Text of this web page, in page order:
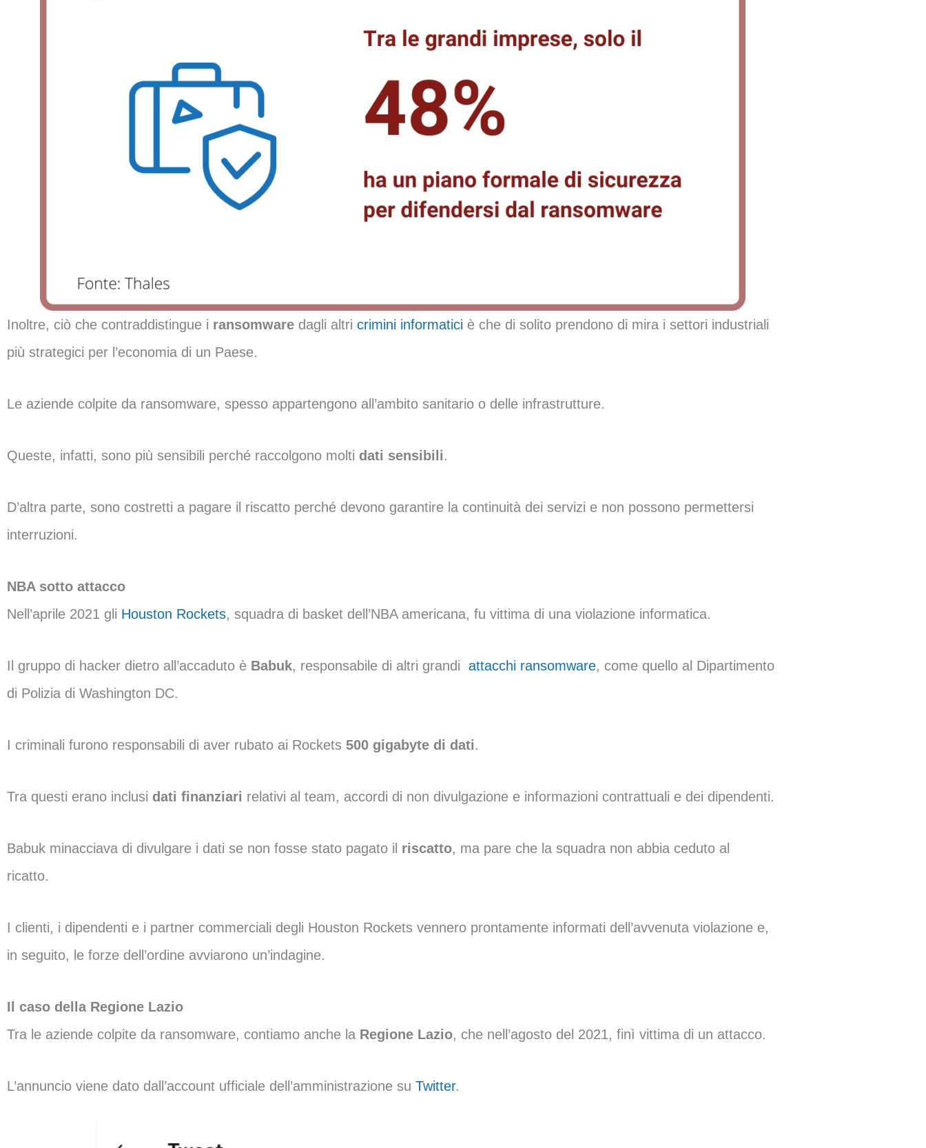
Inoltre, ciò che contraddistingue i ransomware dagli altri crimini informatici è che di solito prendono di mira i settori industriali
più strategici per l’economia di un Paese.
Le aziende colpite da ransomware, spesso appartengono all’ambito sanitario o delle infrastrutture.
Queste, infatti, sono più sensibili perché raccolgono molti dati sensibili.
D’altra parte, sono costretti a pagare il riscatto perché devono garantire la continuità dei servizi e non possono permettersi
interruzioni.
NBA sotto attacco
Nell’aprile 2021 gli Houston Rockets, squadra di basket dell’NBA americana, fu vittima di una violazione informatica.
Il gruppo di hacker dietro all’accaduto è Babuk, responsabile di altri grandi attacchi ransomware, come quello al Dipartimento
di Polizia di Washington DC.
I criminali furono responsabili di aver rubato ai Rockets 500 gigabyte di dati.
Tra questi erano inclusi dati finanziari relativi al team, accordi di non divulgazione e informazioni contrattuali e dei dipendenti.
Babuk minacciava di divulgare i dati se non fosse stato pagato il riscatto, ma pare che la squadra non abbia ceduto al
ricatto.
I clienti, i dipendenti e i partner commerciali degli Houston Rockets vennero prontamente informati dell’avvenuta violazione e,
in seguito, le forze dell’ordine avviarono un’indagine.
Il caso della Regione Lazio
Tra le aziende colpite da ransomware, contiamo anche la Regione Lazio, che nell’agosto del 2021, finì vittima di un attacco.
L’annuncio viene dato dall’account ufficiale dell’amministrazione su Twitter.